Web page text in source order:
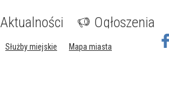
Aktualności Ogłoszenia
Służby miejskie
Mapa miasta